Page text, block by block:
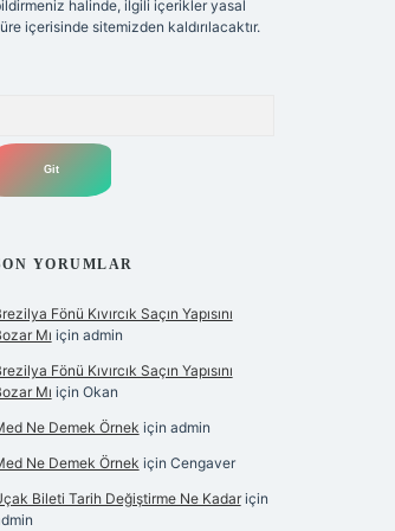
halinde, ilgili içerikler yasal
içerisinde sitemizden kaldırılacaktır.
YORUMLAR
Fönü Kıvırcık Saçın Yapısını
Mı için admin
Fönü Kıvırcık Saçın Yapısını
Mı için Okan
Ne Demek Örnek için admin
Ne Demek Örnek için Cengaver
Bileti Tarih Değiştirme Ne Kadariçin